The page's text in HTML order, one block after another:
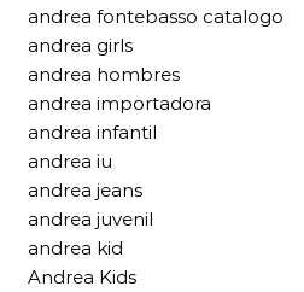
andrea fontebasso catalogo
andrea girls
andrea hombres
andrea importadora
andrea infantil
andrea iu
andrea jeans
andrea juvenil
andrea kid
Andrea Kids